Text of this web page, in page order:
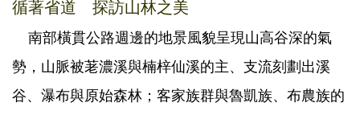
循著省道 探訪山林之美
南部橫貫公路週邊的地景風貌呈現山高谷深的氣
勢，山脈被荖濃溪與楠梓仙溪的主、支流刻劃出溪
谷、瀑布與原始森林；客家族群與魯凱族、布農族的